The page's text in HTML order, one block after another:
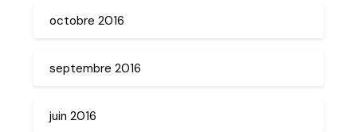
octobre 2016
septembre 2016
juin 2016